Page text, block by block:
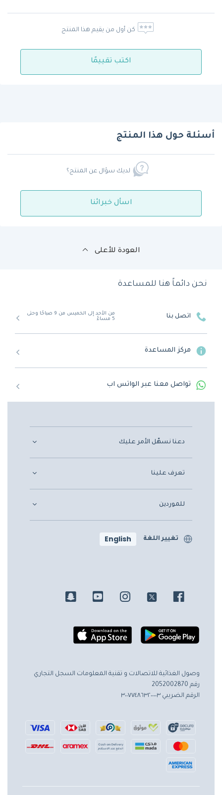
كن أول من يقيم هذا المنتج
اكتب تقييمًا
أسئلة حول هذا المنتج
لديك سؤال عن المنتج؟
اسأل خبرائنا
العودة للأعلى
نحن دائماً هنا للمساعدة
اتصل بنا
من الأحد إلى الخميس من 9 صباحًا وحتى
5 مساءً
مركز المساعدة
تواصل معنا عبر الواتس اب
دعنا نسهّل الأمر عليك
تعرف علينا
للموردين
تغيير اللغة English
وصول الغذائية للاتصالات و تقنية المعلومات السجل التجاري
رقم 2052002870
الرقم الضريبي ٣٠٠٧٧٤٨٦٣٢٠٠٠٠٣